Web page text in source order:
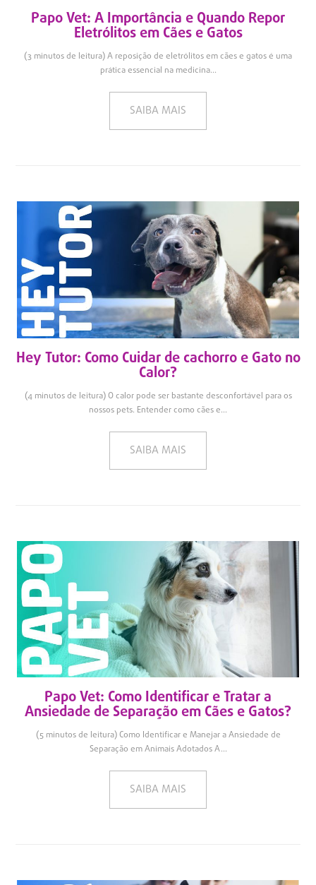
Papo Vet: A Importância e Quando Repor
Eletrólitos em Cães e Gatos
(3 minutos de leitura) A reposição de eletrólitos em cães e gatos é uma
prática essencial na medicina...
SAIBA MAIS
Hey Tutor: Como Cuidar de cachorro e Gato no
Calor?
(4 minutos de leitura) O calor pode ser bastante desconfortável para os
nossos pets. Entender como cães e...
SAIBA MAIS
Papo Vet: Como Identificar e Tratar a
Ansiedade de Separação em Cães e Gatos?
(5 minutos de leitura) Como Identificar e Manejar a Ansiedade de
Separação em Animais Adotados A...
SAIBA MAIS